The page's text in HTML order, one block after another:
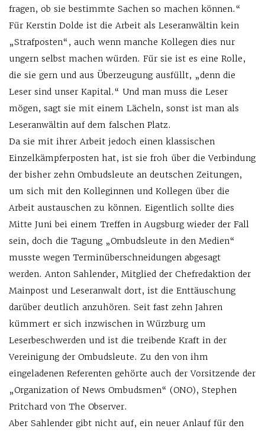
fragen, ob sie bestimmte Sachen so machen können.“
Für Kerstin Dolde ist die Arbeit als Leseranwältin kein
„Strafposten“, auch wenn manche Kollegen dies nur
ungern selbst machen würden. Für sie ist es eine Rolle,
die sie gern und aus Überzeugung ausfüllt, „denn die
Leser sind unser Kapital.“ Und man muss die Leser
mögen, sagt sie mit einem Lächeln, sonst ist man als
Leseranwältin auf dem falschen Platz.
Da sie mit ihrer Arbeit jedoch einen klassischen
Einzelkämpferposten hat, ist sie froh über die Verbindung
der bisher zehn Ombudsleute an deutschen Zeitungen,
um sich mit den Kolleginnen und Kollegen über die
Arbeit austauschen zu können. Eigentlich sollte dies
Mitte Juni bei einem Treffen in Augsburg wieder der Fall
sein, doch die Tagung „Ombudsleute in den Medien“
musste wegen Terminüberschneidungen abgesagt
werden. Anton Sahlender, Mitglied der Chefredaktion der
Mainpost und Leseranwalt dort, ist die Enttäuschung
darüber deutlich anzuhören. Seit fast zehn Jahren
kümmert er sich inzwischen in Würzburg um
Leserbeschwerden und ist die treibende Kraft in der
Vereinigung der Ombudsleute. Zu den von ihm
eingeladenen Referenten gehörte auch der Vorsitzende der
„Organization of News Ombudsmen“ (ONO), Stephen
Pritchard von The Observer.
Aber Sahlender gibt nicht auf, ein neuer Anlauf für den